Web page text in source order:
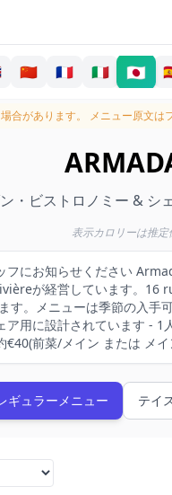
🇨🇳 🇫🇷 🇮🇹 🇯🇵
合があります。 メニュー原文は
・ビストロノミー & シ
表示カロリーは推定
にお知らせください
が経営しています。16
す。メニューは季節の入
用に設計されています -
€40(前菜/メイン または メ
ギュラーメニュー テイ